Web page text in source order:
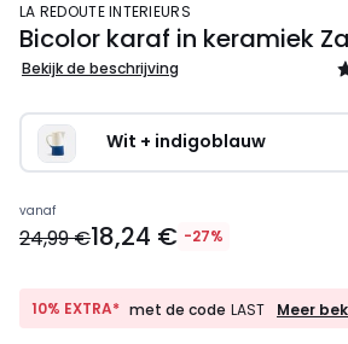
LA REDOUTE INTERIEURS
Bicolor karaf in keramiek
Bekijk de beschrijving
Wit + indigoblauw
18,49
€
van
vanaf
24,99 €18,24 € -27%
10% EXTRA* met de code LAST
10%
Meer